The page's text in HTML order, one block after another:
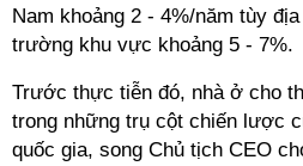
Nam khoảng 2 - 4%/năm tùy
trường khu vực khoảng 5 - 7%.
Trước thực tiễn đó, nhà ở cho
trong những trụ cột chiến lược
quốc gia, song Chủ tịch CEO